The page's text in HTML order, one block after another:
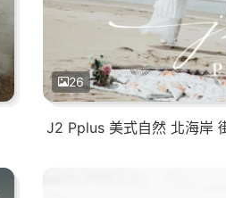
26
J2 Pplus 美式自然 北海岸